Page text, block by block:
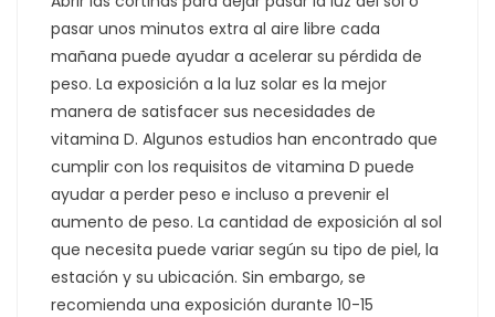
pasar unos minutos extra al aire libre cada
mañana puede ayudar a acelerar su pérdida de
peso. La exposición a la luz solar es la mejor
manera de satisfacer sus necesidades de
vitamina D. Algunos estudios han encontrado que
cumplir con los requisitos de vitamina D puede
ayudar a perder peso e incluso a prevenir el
aumento de peso. La cantidad de exposición al sol
que necesita puede variar según su tipo de piel, la
estación y su ubicación. Sin embargo, se
recomienda una exposición durante 10-15